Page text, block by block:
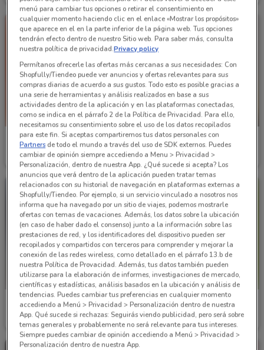
Pakar
Caduca el 31/08 5.6 km
PRÓXIMAMENTE
Pakar
Inicio 01/09
Pakar
Caduca el 31/08 5.6 km
Pakar
Caduca el 21/01 5.6 km
menú para cambiar tus opciones o retirar el consentimiento en
cualquier momento haciendo clic en el enlace «Mostrar los propósitos»
que aparece en el en la parte inferior de la página web. Tus opciones
tendrán efecto dentro de nuestro Sitio web. Para saber más, consulta
nuestra política de privacidad.Privacy policy
Permítanos ofrecerle las ofertas más cercanas a sus necesidades: Con
Shopfully/Tiendeo puede ver anuncios y ofertas relevantes para sus
compras diarias de acuerdo a sus gustos. Todo esto es posible gracias a
una serie de herramientas y análisis realizados en base a sus
actividades dentro de la aplicación y en las plataformas conectadas,
como se indica en el párrafo 2 de la Política de Privacidad. Para ello,
necesitamos su consentimiento sobre el uso de los datos recopilados
para este fin. Si aceptas compartiremos tus datos personales con
Partners de todo el mundo a través del uso de SDK externos. Puedes
cambiar de opinión siempre accediendo a Menu > Privacidad >
Personalización, dentro de nuestra App. ¿Qué sucede si acepta? Los
anuncios que verá dentro de la aplicación pueden tratar temas
relacionados con su historial de navegación en plataformas externas a
Shopfully/Tiendeo. Por ejemplo, si un servicio vinculado a nosotros nos
informa que ha navegado por un sitio de viajes, podemos mostrarle
ofertas con temas de vacaciones. Además, los datos sobre la ubicación
(en caso de haber dado el consenso) junto a la información sobre las
prestaciones de red, y los identificadores del dispositivo pueden ser
recopilados y compartidos con terceros para comprender y mejorar la
conexión de las redes wireless, como detallado en el párrafo 13.b de
nuestra Política de Provacidad. Además, tus datos también pueden
utilizarse para la elaboración de informes, investigaciones de mercado,
científicas y estadísticas, análisis basados en la ubicación y análisis de
tendencias. Puedes cambiar tus preferencias en cualquier momento
accediendo a Menú > Privacidad > Personalización dentro de nuestra
App. Qué sucede si rechazas: Seguirás viendo publicidad, pero será sobre
temas generales y probablemente no será relevante para tus intereses.
Siempre puedes cambiar de opinión accediendo a Menú > Privacidad >
Personalización dentro de nuestra App.